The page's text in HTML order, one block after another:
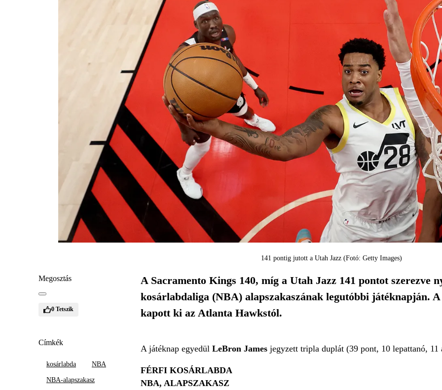
141 pontig jutott a Utah Jazz (Fotó: Getty Images)
Megosztás
0 Tetszik
Címkék
kosárlabda NBA
NBA-alapszakasz
A Sacramento Kings 140, míg a Utah Jazz 141 pontot szerezve
kosárlabdaliga (NBA) alapszakaszának legutóbbi játéknapján.
kapott ki az Atlanta Hawkstól.
A játéknap egyedül LeBron Jamesjegyzett tripla duplát (39 pont, 10 lepattanó, 11
FÉRFI KOSÁRLABDA
NBA, ALAPSZAKASZ